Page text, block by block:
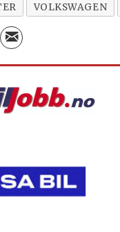
VOLKSWAGEN